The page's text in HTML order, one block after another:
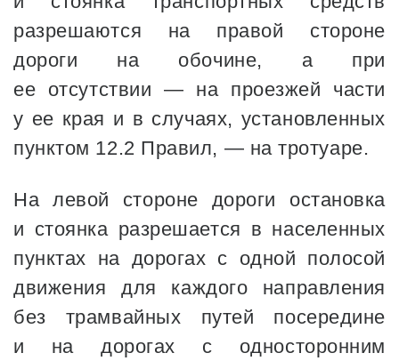
разрешаются на правой стороне
дороги на обочине, а при
ее отсутствии — на проезжей части
у ее края и в случаях, установленных
пунктом 12.2 Правил, — на тротуаре.
На левой стороне дороги остановка
и стоянка разрешается в населенных
пунктах на дорогах с одной полосой
движения для каждого направления
без трамвайных путей посередине
и на дорогах с односторонним